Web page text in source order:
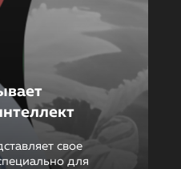
свое
для